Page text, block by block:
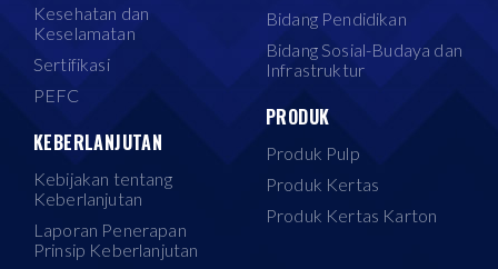
Kesehatan dan
Keselamatan
Sertifikasi
PEFC
KEBERLANJUTAN
Kebijakan tentang
Keberlanjutan
Laporan Penerapan
Prinsip Keberlanjutan
Bidang Pendidikan
Bidang Sosial-Budaya dan
Infrastruktur
PRODUK
Produk Pulp
Produk Kertas
Produk Kertas Karton